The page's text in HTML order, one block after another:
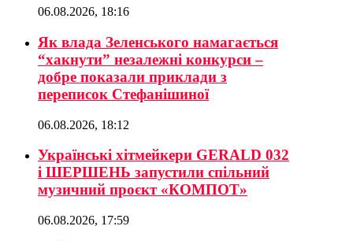
06.08.2026, 18:16
Як влада Зеленського намагається
“хакнути” незалежні конкурси –
добре показали приклади з
переписок Стефанішиної
06.08.2026, 18:12
Українські хітмейкери GERALD 032
і ШЕРШЕНЬ запустили спільний
музичний проєкт «КОМПОТ»
06.08.2026, 17:59